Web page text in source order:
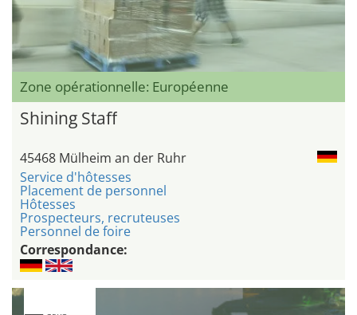
Zone opérationnelle: Européenne
Shining Staff
45468 Mülheim an der Ruhr
Service d'hôtesses
Placement de personnel
Hôtesses
Prospecteurs, recruteuses
Personnel de foire
Correspondance: